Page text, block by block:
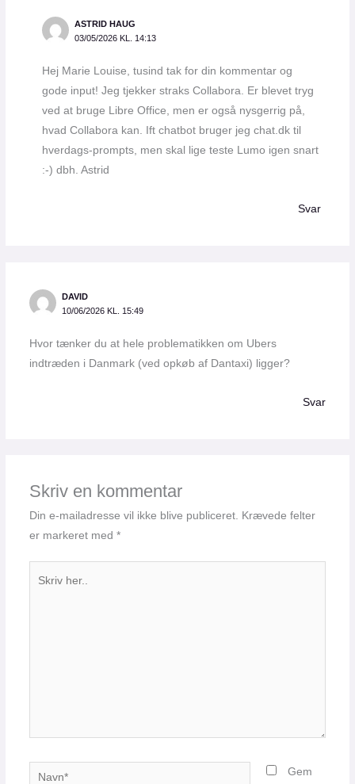
ASTRID HAUG
03/05/2026 KL. 14:13
Hej Marie Louise, tusind tak for din kommentar og
gode input! Jeg tjekker straks Collabora. Er blevet tryg
ved at bruge Libre Office, men er også nysgerrig på,
hvad Collabora kan. Ift chatbot bruger jeg chat.dk til
hverdags-prompts, men skal lige teste Lumo igen snart
:-) dbh. Astrid
Svar
DAVID
10/06/2026 KL. 15:49
Hvor tænker du at hele problematikken om Ubers
indtræden i Danmark (ved opkøb af Dantaxi) ligger?
Svar
Skriv en kommentar
Din e-mailadresse vil ikke blive publiceret.
Krævede felter
er markeret med *
Navn*
Gem